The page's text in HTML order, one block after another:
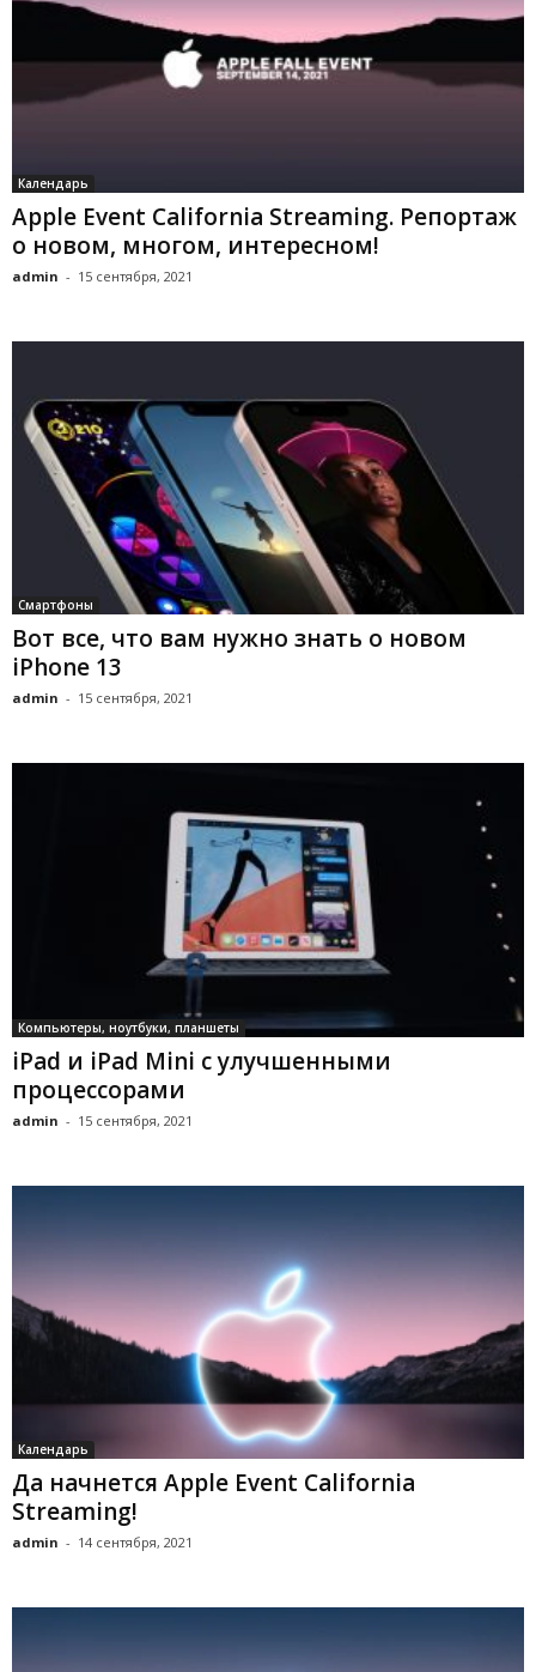
Календарь
Apple Event California Streaming. Репортаж
о новом, многом, интересном!
admin - 15 сентября, 2021
Смартфоны
Вот все, что вам нужно знать о новом
iPhone 13
admin - 15 сентября, 2021
Компьютеры, ноутбуки, планшеты
iPad и iPad Mini с улучшенными
процессорами
admin - 15 сентября, 2021
Календарь
Да начнется Apple Event California
Streaming!
admin - 14 сентября, 2021